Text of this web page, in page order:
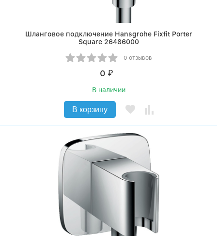
Шланговое подключение Hansgrohe Fixfit Porter
Square 26486000
0 отзывов
0 ₽
В наличии
В корзину